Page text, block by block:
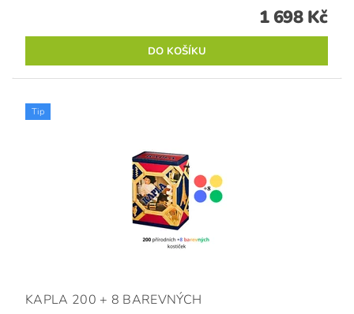
1 698 Kč
Tip
KAPLA 200 + 8 BAREVNÝCH